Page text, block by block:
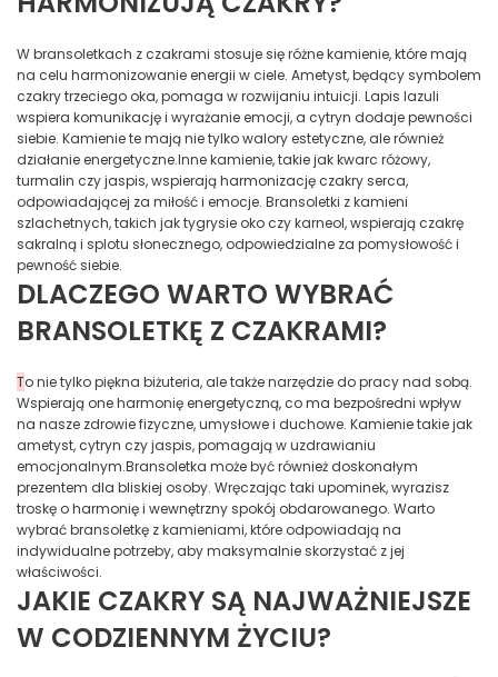
W bransoletkach z czakrami stosuje się różne kamienie, które mają
na celu harmonizowanie energii w ciele. Ametyst, będący symbolem
czakry trzeciego oka, pomaga w rozwijaniu intuicji. Lapis lazuli
wspiera komunikację i wyrażanie emocji, a cytryn dodaje pewności
siebie. Kamienie te mają nie tylko walory estetyczne, ale również
działanie energetyczne.Inne kamienie, takie jak kwarc różowy,
turmalin czy jaspis, wspierają harmonizację czakry serca,
odpowiadającej za miłość i emocje. Bransoletki z kamieni
szlachetnych, takich jak tygrysie oko czy karneol, wspierają czakrę
sakralną i splotu słonecznego, odpowiedzialne za pomysłowość i
pewność siebie.
DLACZEGO WARTO WYBRAĆ
BRANSOLETKĘ Z CZAKRAMI?
To nie tylko piękna biżuteria, ale także narzędzie do pracy nad sobą.
Wspierają one harmonię energetyczną, co ma bezpośredni wpływ
na nasze zdrowie fizyczne, umysłowe i duchowe. Kamienie takie jak
ametyst, cytryn czy jaspis, pomagają w uzdrawianiu
emocjonalnym.Bransoletka może być również doskonałym
prezentem dla bliskiej osoby. Wręczając taki upominek, wyrazisz
troskę o harmonię i wewnętrzny spokój obdarowanego. Warto
wybrać bransoletkę z kamieniami, które odpowiadają na
indywidualne potrzeby, aby maksymalnie skorzystać z jej
właściwości.
JAKIE CZAKRY SĄ NAJWAŻNIEJSZE
W CODZIENNYM ŻYCIU?